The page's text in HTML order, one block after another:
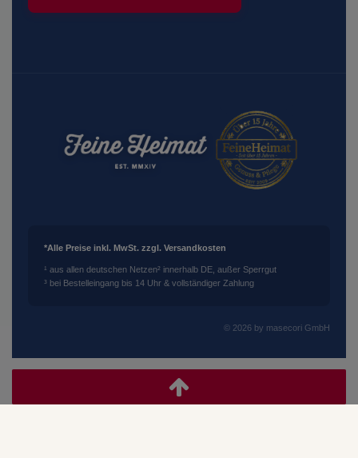
*Alle Preise inkl. MwSt. zzgl. Versandkosten
¹ aus allen deutschen Netzen² innerhalb DE, außer Sperrgut
³ bei Bestelleingang bis 14 Uhr & vollständiger Zahlung
© 2026 by masecori GmbH